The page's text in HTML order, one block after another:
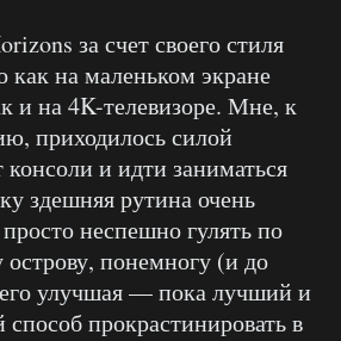
за счет своего стиля
как на маленьком экране
и на 4K-телевизоре. Мне, к
приходилось силой
консоли и идти заниматься
здешняя рутина очень
неспешно гулять по
понемногу (и до
улучшая — пока лучший и
прокрастинировать в